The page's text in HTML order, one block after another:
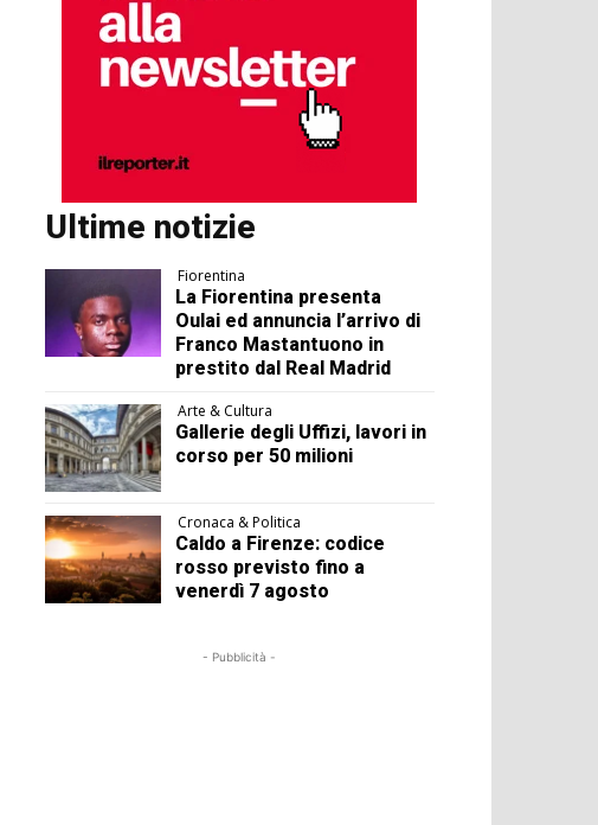
Ultime notizie
Fiorentina
La Fiorentina presenta
Oulai ed annuncia l’arrivo di
Franco Mastantuono in
prestito dal Real Madrid
Arte & Cultura
Gallerie degli Uffizi, lavori in
corso per 50 milioni
Cronaca & Politica
Caldo a Firenze: codice
rosso previsto fino a
venerdì 7 agosto
- Pubblicità -